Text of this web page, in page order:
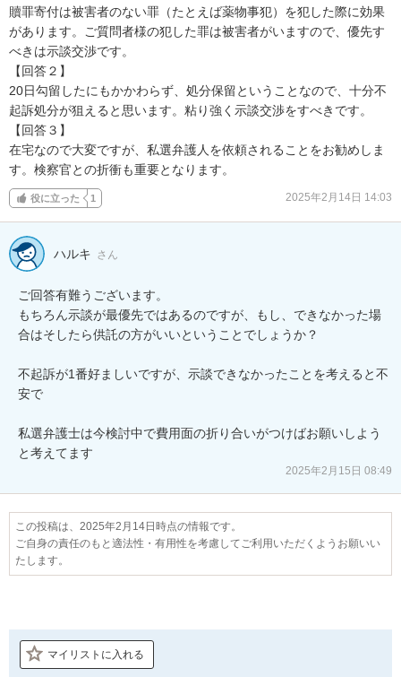
贖罪寄付は被害者のない罪（たとえば薬物事犯）を犯した際に効果
があります。ご質問者様の犯した罪は被害者がいますので、優先す
べきは示談交渉です。
【回答２】
20日勾留したにもかかわらず、処分保留ということなので、十分不
起訴処分が狙えると思います。粘り強く示談交渉をすべきです。
【回答３】
在宅なので大変ですが、私選弁護人を依頼されることをお勧めしま
す。検察官との折衝も重要となります。
役に立った 1 2025年2月14日 14:03
ハルキ さん
ご回答有難うございます。
もちろん示談が最優先ではあるのですが、もし、できなかった場
合はそしたら供託の方がいいということでしょうか？
不起訴が1番好ましいですが、示談できなかったことを考えると不
安で
私選弁護士は今検討中で費用面の折り合いがつけばお願いしよう
と考えてます
2025年2月15日 08:49
この投稿は、2025年2月14日時点の情報です。
ご自身の責任のもと適法性・有用性を考慮してご利用いただくようお願いい
たします。
マイリストに入れる